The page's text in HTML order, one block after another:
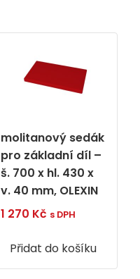
molitanový sedák
pro základní díl –
š. 700 x hl. 430 x
v. 40 mm, OLEXIN
1 270 Kč s DPH
Přidat do košíku